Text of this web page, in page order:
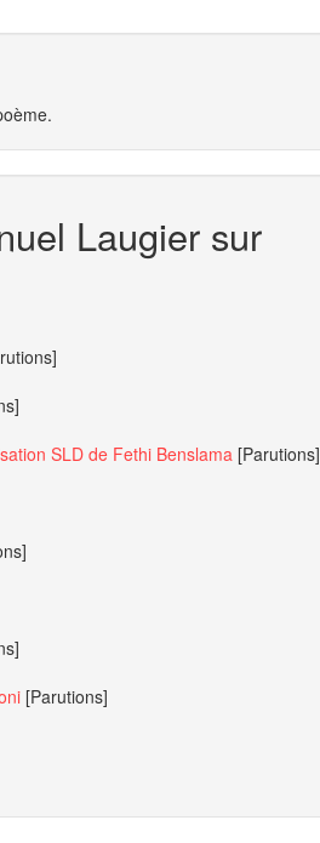
Laugier sur
SLD de Fethi Benslama [Parutions]
[Parutions]